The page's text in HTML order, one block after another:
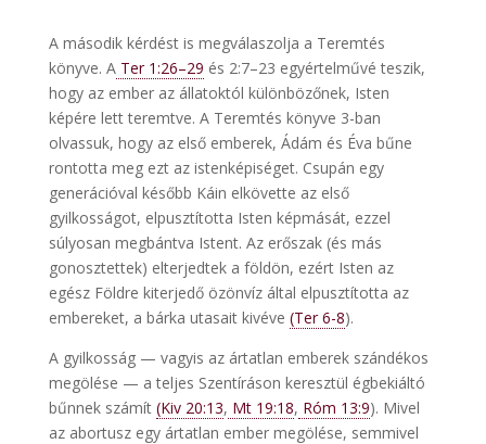
A második kérdést is megválaszolja a Teremtés
könyve. ATer 1:26–29 és 2:7–23 egyértelművé teszik,
hogy az ember az állatoktól különbözőnek, Isten
képére lett teremtve. A Teremtés könyve 3-ban
olvassuk, hogy az első emberek, Ádám és Éva bűne
rontotta meg ezt az istenképiséget. Csupán egy
generációval később Káin elkövette az első
gyilkosságot, elpusztította Isten képmását, ezzel
súlyosan megbántva Istent. Az erőszak (és más
gonosztettek) elterjedtek a földön, ezért Isten az
egész Földre kiterjedő özönvíz által elpusztította az
embereket, a bárka utasait kivéve (Ter 6-8).
A gyilkosság — vagyis az ártatlan emberek szándékos
megölése — a teljes Szentíráson keresztül égbekiáltó
bűnnek számít (Kiv 20:13, Mt 19:18, Róm 13:9). Mivel
az abortusz egy ártatlan ember megölése, semmivel